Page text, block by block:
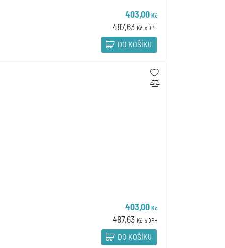
403,00 Kč
487,63 Kč s DPH
DO KOŠÍKU
403,00 Kč
487,63 Kč s DPH
DO KOŠÍKU